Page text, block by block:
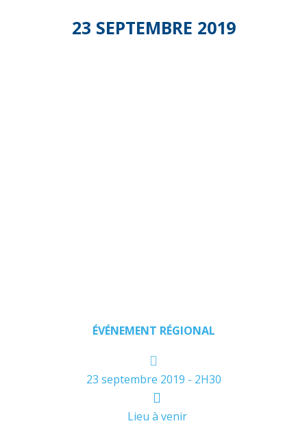
23 SEPTEMBRE 2019
ÉVÉNEMENT RÉGIONAL
23 septembre 2019 - 2H30
Lieu à venir